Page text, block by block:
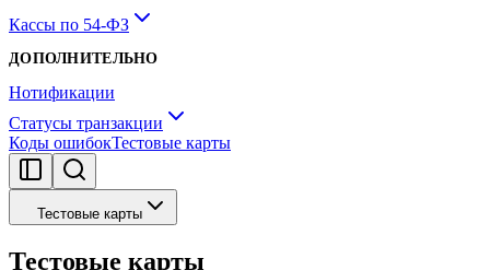
Кассы по 54-ФЗ
ДОПОЛНИТЕЛЬНО
Нотификации
Статусы транзакции
Коды ошибокТестовые карты
Тестовые карты
Тестовые карты